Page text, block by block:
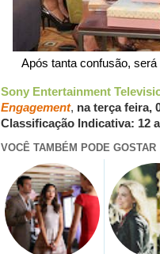
Após tanta confusão,
Sony Entertainment
Engagement, na terça feira,
Classificação Indicativa: 12
VOCÊ TAMBÉM PODE GOSTAR